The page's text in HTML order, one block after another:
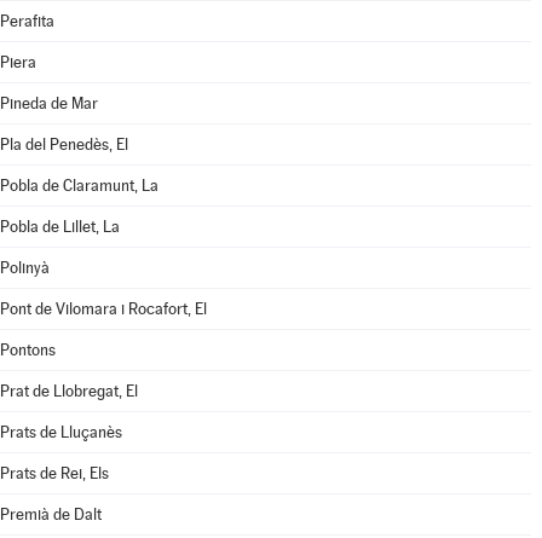
Perafita
Piera
Pineda de Mar
Pla del Penedès, El
Pobla de Claramunt, La
Pobla de Lillet, La
Polinyà
Pont de Vilomara i Rocafort, El
Pontons
Prat de Llobregat, El
Prats de Lluçanès
Prats de Rei, Els
Premià de Dalt